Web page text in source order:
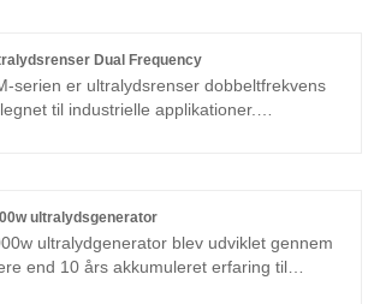
for fejlfinding på stedet. Immersion
cleaner kan bruges meget i
bildele, elektronikrengøring osv.
Dual Frequency
serien er ultralydsrenser dobbeltfrekvens
til industrielle applikationer.
for fejlfinding på stedet. Ultralydsrenser
kan bruges meget i
bildele, elektronikrengøring,
ultralydsgenerator
ultralydgenerator blev udviklet gennem
end 10 års akkumuleret erfaring til